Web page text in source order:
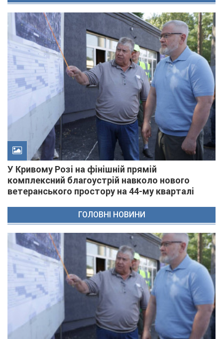
У Кривому Розі на фінішній прямій
комплексний благоустрій навколо нового
ветеранського простору на 44-му кварталі
ГОЛОВНІ НОВИНИ